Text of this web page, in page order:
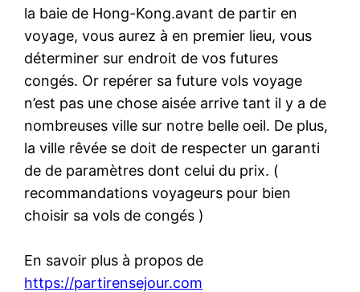
la baie de Hong-Kong.avant de partir en
voyage, vous aurez à en premier lieu, vous
déterminer sur endroit de vos futures
congés. Or repérer sa future vols voyage
n’est pas une chose aisée arrive tant il y a de
nombreuses ville sur notre belle oeil. De plus,
la ville rêvée se doit de respecter un garanti
de de paramètres dont celui du prix. (
recommandations voyageurs pour bien
choisir sa vols de congés )
En savoir plus à propos de
https://partirensejour.com